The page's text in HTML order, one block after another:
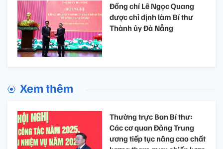
Đồng chí Lê Ngọc Quang
được chỉ định làm Bí thư
Thành ủy Đà Nẵng
Xem thêm
Thường trực Ban Bí thư:
Các cơ quan Đảng Trung
ương tiếp tục nâng cao chất